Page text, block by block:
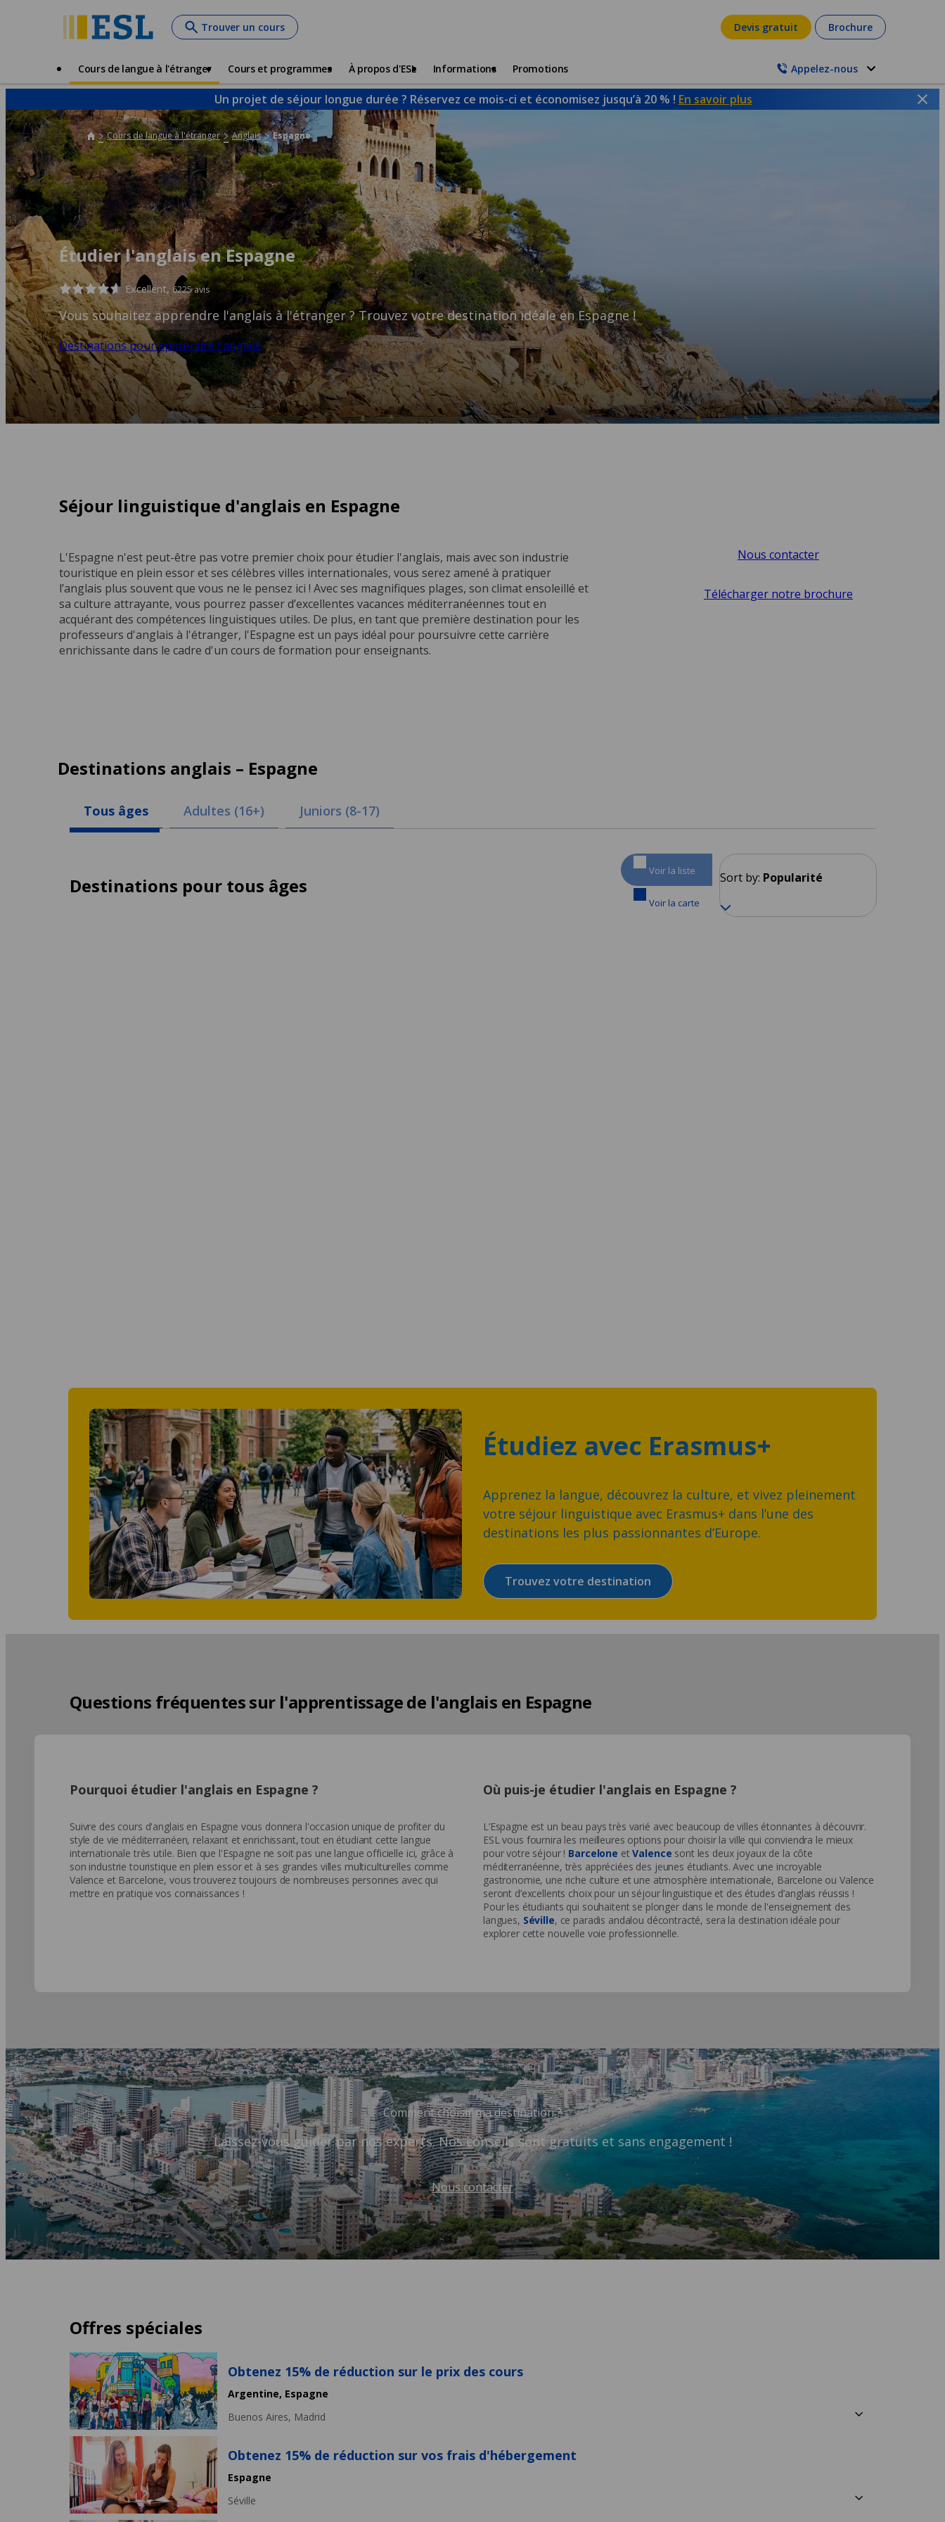
Trouver un cours Devis gratuit Brochure
Cours de langue à l'étranger Cours et programmes À propos d'ESL Informations Promotions Appelez-nous
Un projet de séjour longue durée ? Réservez ce mois-ci et économisez jusqu’à 20 % ! En savoir plus
Cours de langue à l'étranger Anglais Espagne
Étudier l'anglais en Espagne
Excellent,6225 avis
Vous souhaitez apprendre l'anglais à l'étranger ? Trouvez votre destination idéale en Espagne !
Destinations pour apprendre l'anglais
Séjour linguistique d'anglais en Espagne
L'Espagne n'est peut-être pas votre premier choix pour étudier l'anglais, mais avec son industrie
touristique en plein essor et ses célèbres villes internationales, vous serez amené à pratiquer
l’anglais plus souvent que vous ne le pensez ici ! Avec ses magnifiques plages, son climat ensoleillé et
sa culture attrayante, vous pourrez passer d’excellentes vacances méditerranéennes tout en
acquérant des compétences linguistiques utiles. De plus, en tant que première destination pour les
professeurs d'anglais à l'étranger, l'Espagne est un pays idéal pour poursuivre cette carrière
enrichissante dans le cadre d'un cours de formation pour enseignants.
Nous contacter
Télécharger notre brochure
Destinations anglais – Espagne
Tous âges Adultes (16+) Juniors (8-17)
Destinations pour tous âges
Voir la liste
Voir la carte
Sort by: Popularité
Étudiez avec Erasmus+
Apprenez la langue, découvrez la culture, et vivez pleinement
votre séjour linguistique avec Erasmus+ dans l’une des
destinations les plus passionnantes d’Europe.
Trouvez votre destination
Questions fréquentes sur l'apprentissage de l'anglais en Espagne
Pourquoi étudier l'anglais en Espagne ?
Suivre des cours d'anglais en Espagne vous donnera l'occasion unique de profiter du
style de vie méditerranéen, relaxant et enrichissant, tout en étudiant cette langue
internationale très utile. Bien que l'Espagne ne soit pas une langue officielle ici, grâce à
son industrie touristique en plein essor et à ses grandes villes multiculturelles comme
Valence et Barcelone, vous trouverez toujours de nombreuses personnes avec qui
mettre en pratique vos connaissances !
Où puis-je étudier l'anglais en Espagne ?
L’Espagne est un beau pays très varié avec beaucoup de villes étonnantes à découvrir.
ESL vous fournira les meilleures options pour choisir la ville qui conviendra le mieux
pour votre séjour ! Barcelone etValence sont les deux joyaux de la côte
méditerranéenne, très appréciées des jeunes étudiants. Avec une incroyable
gastronomie, une riche culture et une atmosphère internationale, Barcelone ou Valence
seront d’excellents choix pour un séjour linguistique et des études d’anglais réussis !
Pour les étudiants qui souhaitent se plonger dans le monde de l'enseignement des
langues, Séville, ce paradis andalou décontracté, sera la destination idéale pour
explorer cette nouvelle voie professionnelle.
Comment choisir ma destination ?
Laissez-vous guider par nos experts. Nos conseils sont gratuits et sans engagement !
Nous contacter
Offres spéciales
Obtenez 15% de réduction sur le prix des cours
Argentine, Espagne
Buenos Aires, Madrid
Obtenez 15% de réduction sur vos frais d'hébergement
Espagne
Séville